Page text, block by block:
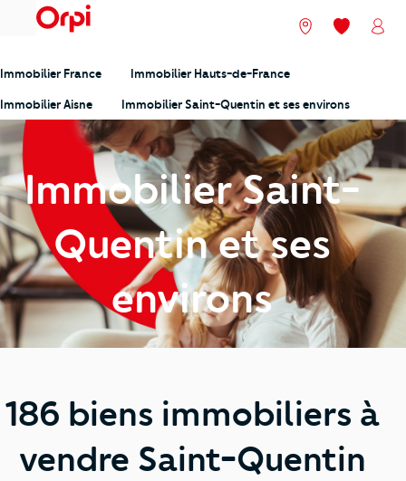
menu Nos agences
Mes
Immobilier France Immobilier Hauts-de-France
Immobilier Aisne Immobilier Saint-Quentin et ses environs
Immobilier Saint-
Quentin et ses
environs
186 biens immobiliers à
vendre Saint-Quentin